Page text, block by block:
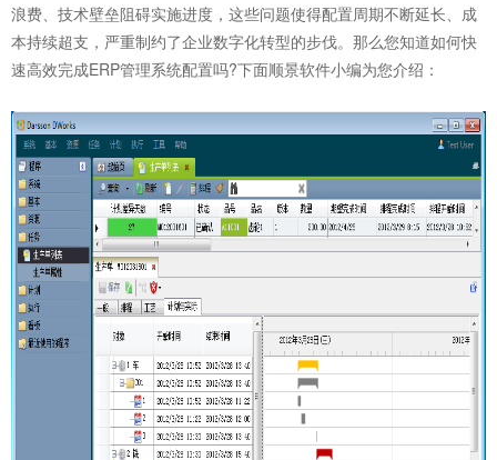
浪费、技术壁垒阻碍实施进度，这些问题使得配置周期不断延长、成
本持续超支，严重制约了企业数字化转型的步伐。那么您知道如何快
速高效完成ERP管理系统配置吗?下面顺景软件小编为您介绍：